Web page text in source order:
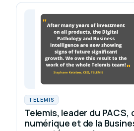
TELEMIS
Telemis, leader du PACS,
numérique et de la